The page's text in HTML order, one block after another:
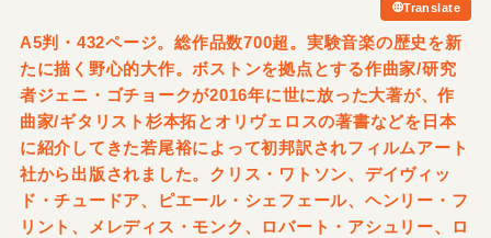
Translate
A5判・432ページ。総作品数700超。実験音楽の歴史を新
たに描く野心的大作。ボストンを拠点とする作曲家/研究
者ジェニ・ゴチョークが2016年に世に放った大著が、作
曲家/ギタリスト杉本拓とオリヴェロスの著書などを日本
に紹介してきた若尾裕によって初邦訳されフィルムアート
社から出版されました。クリス・ワトソン、デイヴィッ
ド・チュードア、ピエール・シェフェール、ヘンリー・フ
リント、メレディス・モンク、ロバート・アシュリー、ロ